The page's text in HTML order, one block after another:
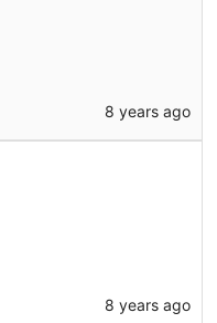
8 years ago
8 years ago